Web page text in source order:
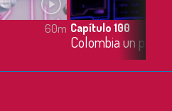
60m Capítulo 100
Colombia un país